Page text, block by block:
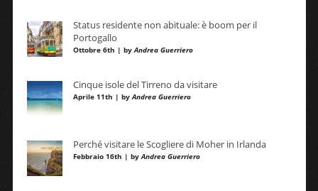
Status residente non abituale: è boom per il
Portogallo
Ottobre 6th | byAndrea Guerriero
Cinque isole del Tirreno da visitare
Aprile 11th | byAndrea Guerriero
Perché visitare le Scogliere di Moher in Irlanda
Febbraio 16th | byAndrea Guerriero